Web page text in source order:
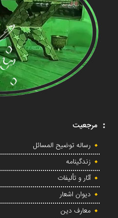
مرجعیت
رساله توضیح المسائل
زندگینامه
آثار و تألیفات
دیوان اشعار
معارف دین